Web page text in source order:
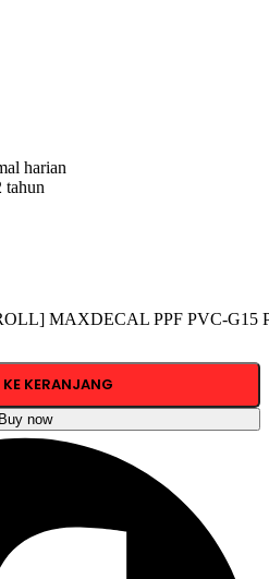
harian
tahun
MAXDECAL PPF PVC-G15
KERANJANG
Buy now